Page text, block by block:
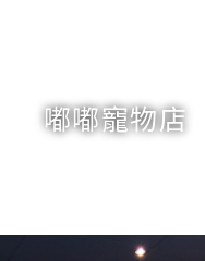
嘟嘟寵物店